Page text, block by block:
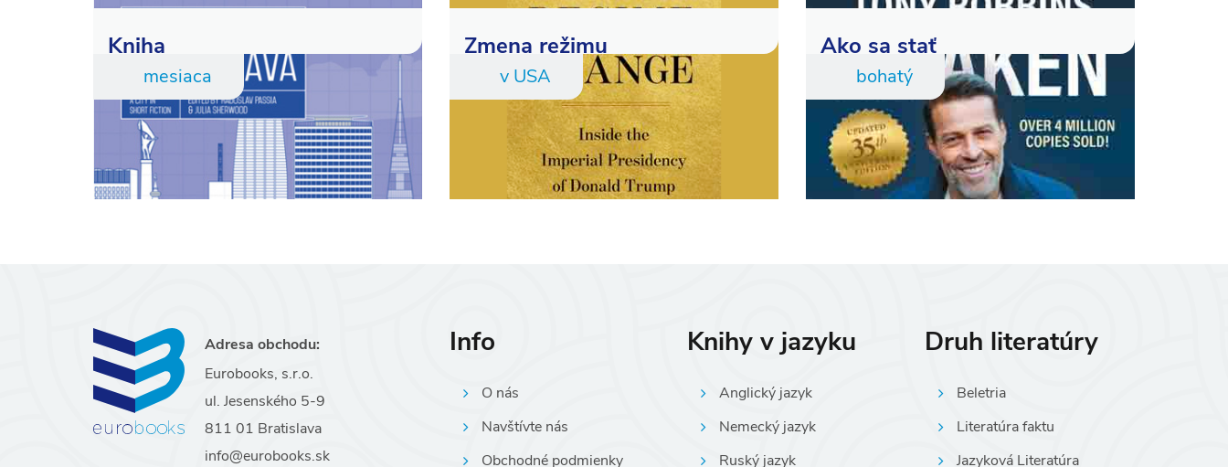
Kniha
mesiaca
Zmena režimu
v USA
Ako sa stať
bohatý
Adresa obchodu:
Eurobooks, s.r.o.
ul. Jesenského 5-9
811 01 Bratislava
info@eurobooks.sk
Info
O nás
Navštívte nás
Obchodné podmienky
Knihy v jazyku
Anglický jazyk
Nemecký jazyk
Ruský jazyk
Druh literatúry
Beletria
Literatúra faktu
Jazyková Literatúra